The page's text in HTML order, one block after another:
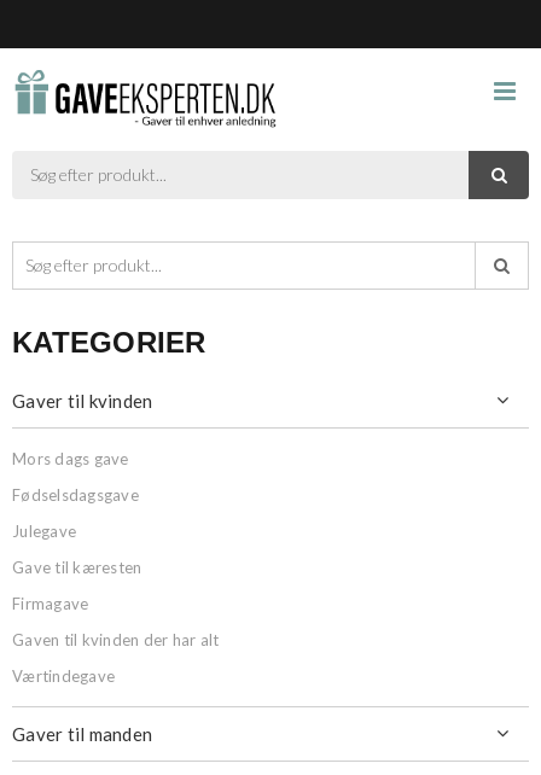



KATEGORIER
Gaver til kvinden 
Mors dags gave
Fødselsdagsgave
Julegave
Gave til kæresten
Firmagave
Gaven til kvinden der har alt
Værtindegave
Gaver til manden 